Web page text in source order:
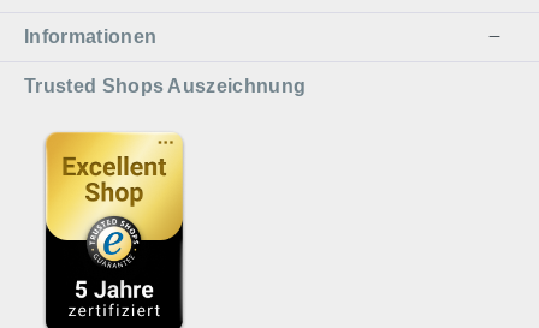
Informationen
Trusted Shops Auszeichnung